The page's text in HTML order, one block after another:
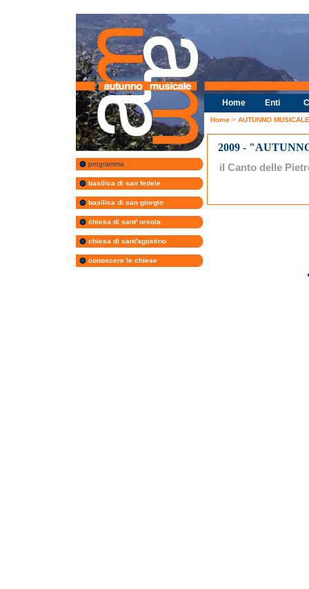
programma
basilica di san fedele
basilica di san giorgio
chiesa di sant' orsola
chiesa di sant'agostino
conoscere le chiese
Home Enti
Home > AUTUNNO
2009 -
il Canto delle